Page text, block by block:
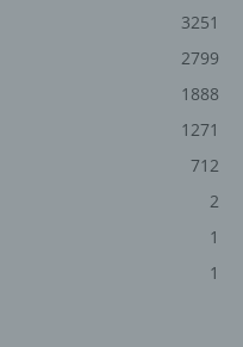
3251
2799
1888
1271
712
2
1
1
die Verarbeitung
zur
die
sowie eine